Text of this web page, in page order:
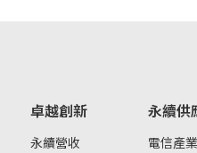
卓越創新
永續營收
永續供
電信產